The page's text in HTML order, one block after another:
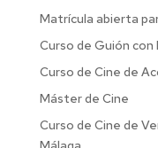
Matrícula abierta
Curso de Guión con
Curso de Cine de
Máster de Cine
Curso de Cine de